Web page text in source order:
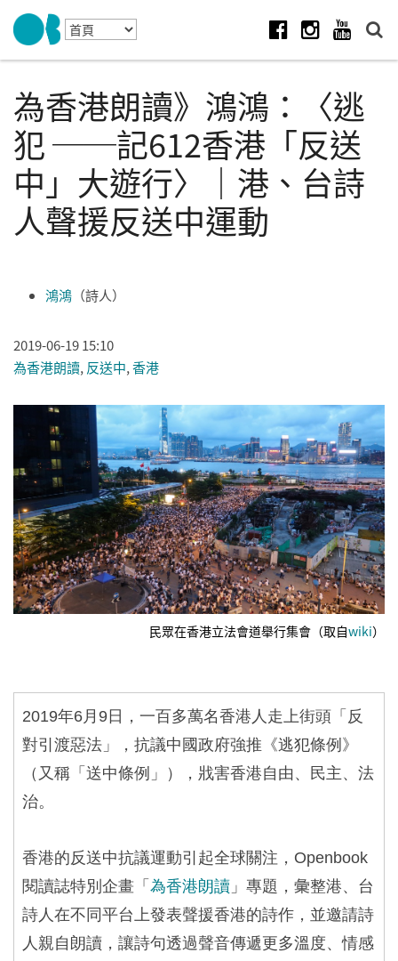
Skip to navigation
移至主內容
為香港朗讀》鴻鴻：〈逃
犯 ──記612香港「反送
中」大遊行〉｜港、台詩
人聲援反送中運動
鴻鴻 （詩人）
2019-06-19 15:10
為香港朗讀, 反送中,香港
民眾在香港立法會道舉行集會（取自wiki）
2019年6 月 9日，一百多萬名香港人走上街頭「反
對引渡惡法」，抗議中國政府強推《逃犯條例》
（又稱「送中條例」），戕害香港自由、民主、法
治。
香港的反送中抗議運動引起全球關注， Openbook
閱讀誌特別企畫「 為香港朗讀 」專題，彙整港、台
詩人在不同平台上發表聲援香港的詩作，並邀請詩
人親自朗讀，讓詩句透過聲音傳遞更多溫度、情感